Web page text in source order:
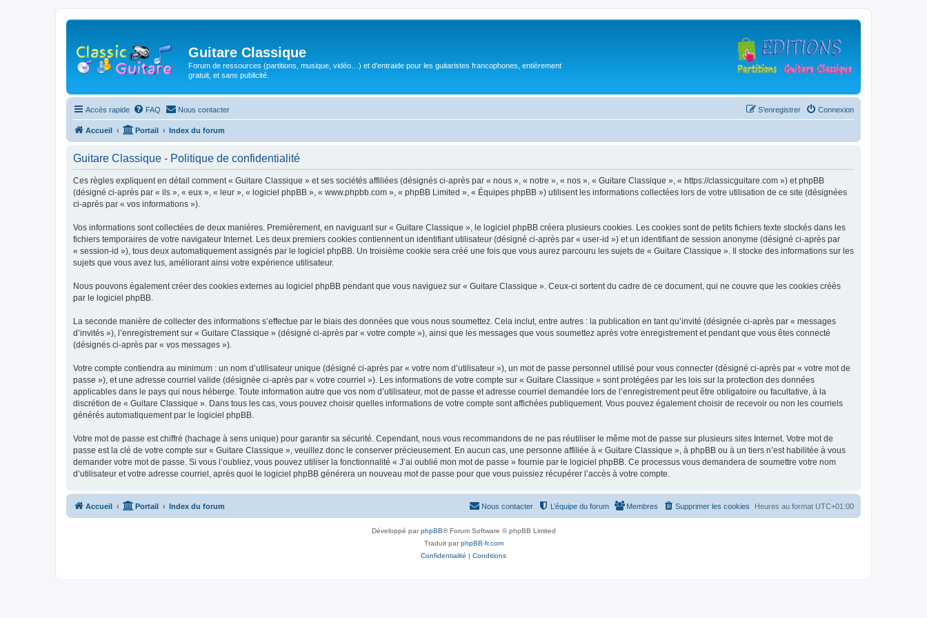
Guitare Classique
Forum de ressources (partitions, musique, vidéo…) et d'entraide pour les guitaristes francophones, entièrement
gratuit, et sans publicité.
Accès rapide FAQ Nous contacter Connexion
S’enregistrer
Accueil Portail Index du forum
Guitare Classique - Politique de confidentialité
Ces règles expliquent en détail comment « Guitare Classique » et ses sociétés affiliées (désignés ci-après par « nous », « notre », « nos », « Guitare Classique », « https://classicguitare.com ») et phpBB
(désigné ci-après par « ils », « eux », « leur », « logiciel phpBB », « www.phpbb.com », « phpBB Limited », « Équipes phpBB ») utilisent les informations collectées lors de votre utilisation de ce site (désignées
ci-après par « vos informations »).
Vos informations sont collectées de deux manières. Premièrement, en naviguant sur « Guitare Classique », le logiciel phpBB créera plusieurs cookies. Les cookies sont de petits fichiers texte stockés dans les
fichiers temporaires de votre navigateur Internet. Les deux premiers cookies contiennent un identifiant utilisateur (désigné ci-après par « user-id ») et un identifiant de session anonyme (désigné ci-après par
« session-id »), tous deux automatiquement assignés par le logiciel phpBB. Un troisième cookie sera créé une fois que vous aurez parcouru les sujets de « Guitare Classique ». Il stocke des informations sur les
sujets que vous avez lus, améliorant ainsi votre expérience utilisateur.
Nous pouvons également créer des cookies externes au logiciel phpBB pendant que vous naviguez sur « Guitare Classique ». Ceux-ci sortent du cadre de ce document, qui ne couvre que les cookies créés
par le logiciel phpBB.
La seconde manière de collecter des informations s’effectue par le biais des données que vous nous soumettez. Cela inclut, entre autres : la publication en tant qu’invité (désignée ci-après par « messages
d’invités »), l’enregistrement sur « Guitare Classique » (désigné ci-après par « votre compte »), ainsi que les messages que vous soumettez après votre enregistrement et pendant que vous êtes connecté
(désignés ci-après par « vos messages »).
Votre compte contiendra au minimum : un nom d’utilisateur unique (désigné ci-après par « votre nom d’utilisateur »), un mot de passe personnel utilisé pour vous connecter (désigné ci-après par « votre mot de
passe »), et une adresse courriel valide (désignée ci-après par « votre courriel »). Les informations de votre compte sur « Guitare Classique » sont protégées par les lois sur la protection des données
applicables dans le pays qui nous héberge. Toute information autre que vos nom d’utilisateur, mot de passe et adresse courriel demandée lors de l’enregistrement peut être obligatoire ou facultative, à la
discrétion de « Guitare Classique ». Dans tous les cas, vous pouvez choisir quelles informations de votre compte sont affichées publiquement. Vous pouvez également choisir de recevoir ou non les courriels
générés automatiquement par le logiciel phpBB.
Votre mot de passe est chiffré (hachage à sens unique) pour garantir sa sécurité. Cependant, nous vous recommandons de ne pas réutiliser le même mot de passe sur plusieurs sites Internet. Votre mot de
passe est la clé de votre compte sur « Guitare Classique », veuillez donc le conserver précieusement. En aucun cas, une personne affiliée à « Guitare Classique », à phpBB ou à un tiers n’est habilitée à vous
demander votre mot de passe. Si vous l’oubliez, vous pouvez utiliser la fonctionnalité « J’ai oublié mon mot de passe » fournie par le logiciel phpBB. Ce processus vous demandera de soumettre votre nom
d’utilisateur et votre adresse courriel, après quoi le logiciel phpBB générera un nouveau mot de passe pour que vous puissiez récupérer l’accès à votre compte.
Accueil Portail Index du forum Heures au format UTC+01:00
Supprimer les cookies
Membres
L’équipe du forum
Nous contacter
Développé parphpBB® Forum Software © phpBB Limited
Traduit parphpBB-fr.com
Confidentialité | Conditions